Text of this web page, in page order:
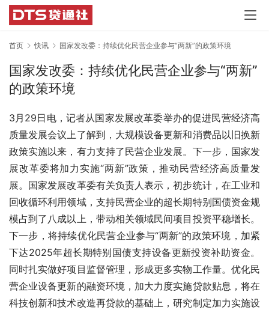
首页 快讯 国家发改委：持续优化民营企业参与“两新”的政策环境
国家发改委：持续优化民营企业参与“两新”
的政策环境
3月29日电，记者从国家发展改革委举办的促进民营经济高
质量发展会议上了解到，大规模设备更新和消费品以旧换新
政策实施以来，有力支持了民营企业发展。下一步，国家发
展改革委将加力实施“两新”政策，推动民营经济高质量发
展。国家发展改革委有关负责人表示，初步统计，在工业和
回收循环利用领域，支持民营企业的超长期特别国债资金规
模占到了八成以上，带动相关领域民间项目投资平稳增长。
下一步，将持续优化民营企业参与“两新”的政策环境，加紧
下达2025年超长期特别国债支持设备更新投资补助资金。
同时扎实做好项目监督管理，形成更多实物工作量。优化民
营企业设备更新的融资环境，加大力度实施贷款贴息，将在
科技创新和技术改造再贷款的基础上，研究制定加力实施设